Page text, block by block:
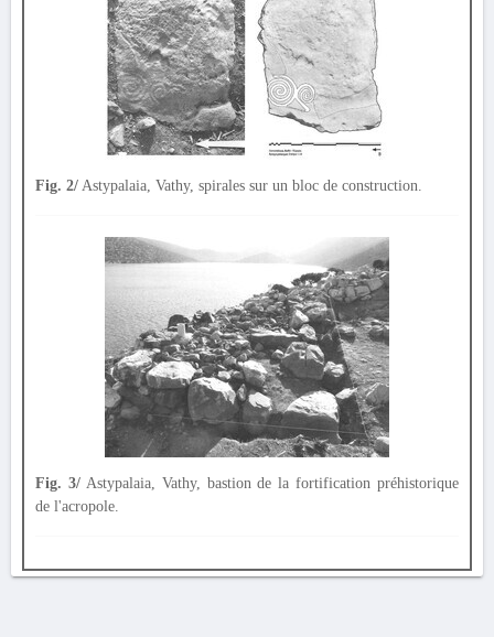
Fig. 2/ Astypalaia, Vathy, spirales sur un bloc de construction.
Fig. 3/Astypalaia, Vathy, bastion de la fortification préhistorique
de l'acropole.